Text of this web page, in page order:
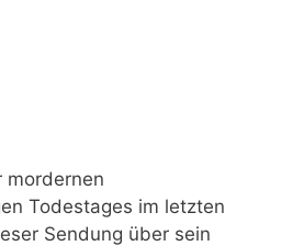
mordernen
Todestages im letzten
Sendung über sein